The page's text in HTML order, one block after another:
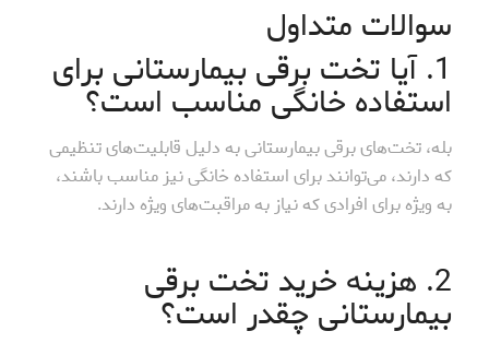
سوالات متداول
1. آیا تخت برقی بیمارستانی برای
استفاده خانگی مناسب است؟
بله، تخت‌های برقی بیمارستانی به دلیل قابلیت‌های تنظیمی
که دارند، می‌توانند برای استفاده خانگی نیز مناسب باشند،
به ویژه برای افرادی که نیاز به مراقبت‌های ویژه دارند.
2. هزینه خرید تخت برقی
بیمارستانی چقدر است؟